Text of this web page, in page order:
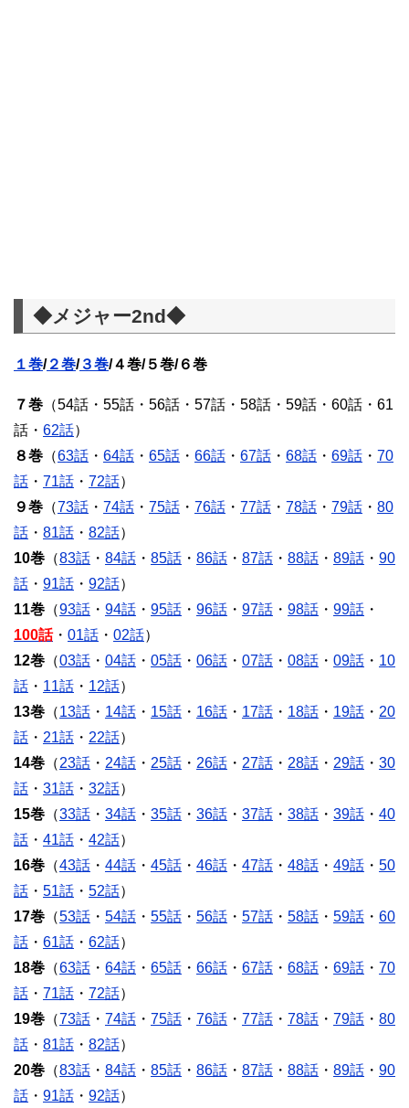
◆メジャー2nd◆
１巻/２巻/３巻/４巻/５巻/６巻
７巻 （54話・55話・56話・57話・58話・59話・60話・61
話・ 62話）
８巻 （63話 ・ 64話 ・ 65話 ・ 66話 ・ 67話 ・ 68話 ・ 69話 ・ 70
話 ・ 71話 ・ 72話）
９巻 （73話 ・ 74話 ・ 75話 ・ 76話 ・ 77話 ・ 78話 ・ 79話 ・ 80
話 ・ 81話 ・ 82話）
10巻 （83話 ・ 84話 ・ 85話 ・ 86話 ・ 87話 ・ 88話 ・ 89話 ・ 90
話 ・ 91話 ・ 92話）
11巻 （93話 ・ 94話 ・ 95話 ・ 96話 ・ 97話 ・ 98話 ・ 99話 ・
100話・ 01話 ・ 02話）
12巻 （03話 ・ 04話 ・ 05話 ・ 06話 ・ 07話 ・ 08話 ・ 09話 ・ 10
話 ・ 11話 ・ 12話）
13巻 （13話 ・ 14話 ・ 15話 ・ 16話 ・ 17話 ・ 18話 ・ 19話 ・ 20
話 ・ 21話 ・ 22話）
14巻 （23話 ・ 24話 ・ 25話 ・ 26話 ・ 27話 ・ 28話 ・ 29話 ・ 30
話 ・ 31話 ・ 32話）
15巻 （33話 ・ 34話 ・ 35話 ・ 36話 ・ 37話 ・ 38話 ・ 39話 ・ 40
話 ・ 41話 ・ 42話）
16巻 （43話 ・ 44話 ・ 45話 ・ 46話 ・ 47話 ・ 48話 ・ 49話 ・ 50
話 ・ 51話 ・ 52話）
17巻 （53話 ・ 54話 ・ 55話 ・ 56話 ・ 57話 ・ 58話 ・ 59話 ・ 60
話 ・ 61話 ・ 62話）
18巻 （63話 ・ 64話 ・ 65話 ・ 66話 ・ 67話 ・ 68話 ・ 69話 ・ 70
話 ・ 71話 ・ 72話）
19巻 （73話 ・ 74話 ・ 75話 ・ 76話 ・ 77話 ・ 78話 ・ 79話 ・ 80
話 ・ 81話 ・ 82話）
20巻 （83話 ・ 84話 ・ 85話 ・ 86話 ・ 87話 ・ 88話 ・ 89話 ・ 90
話 ・ 91話 ・ 92話）